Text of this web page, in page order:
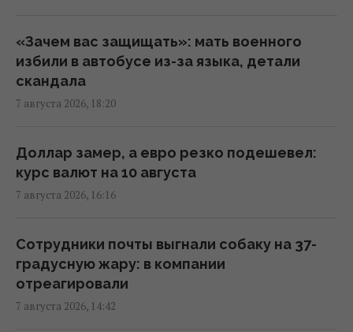
Дроны уже полдня атакуют Крым: ГУР
провел "морской парад" в Ялте
16:31 пятница, 07 августа 2026
складов Wildberries больно бьет по РФ, -
Die Welt
16:22 пятница, 07 августа 2026
В уголовном деле рынка "Столичный"
материалами стали сообщения о
поддержке ВСУ, - СМИ
16:06 пятница, 07 августа 2026
«Зачем вас защищать»: мать военного
избили в автобусе из-за языка, детали
скандала
7 августа 2026, 18:20
Доллар замер, а евро резко подешевел:
курс валют на 10 августа
7 августа 2026, 16:16
Сотрудники почты выгнали собаку на 37-
градусную жару: в компании
отреагировали
7 августа 2026, 14:42